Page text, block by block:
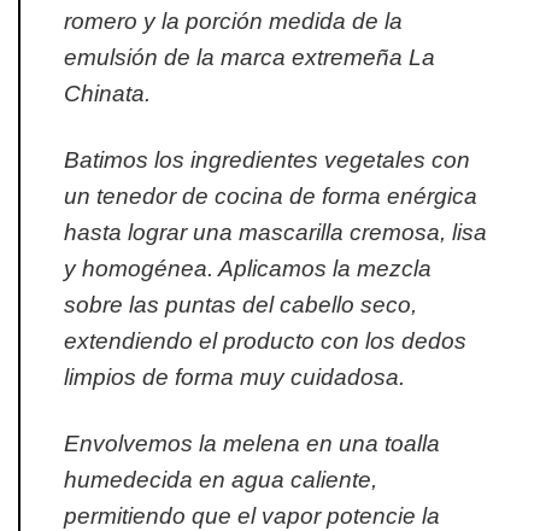
romero y la porción medida de la
emulsión de la marca extremeña La
Chinata.
Batimos los ingredientes vegetales con
un tenedor de cocina de forma enérgica
hasta lograr una mascarilla cremosa, lisa
y homogénea. Aplicamos la mezcla
sobre las puntas del cabello seco,
extendiendo el producto con los dedos
limpios de forma muy cuidadosa.
Envolvemos la melena en una toalla
humedecida en agua caliente,
permitiendo que el vapor potencie la